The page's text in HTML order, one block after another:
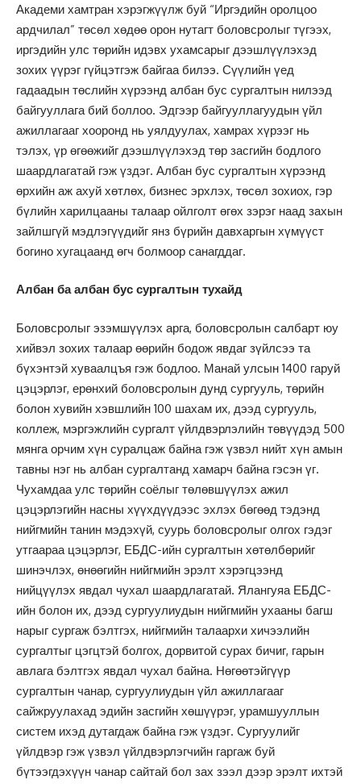
Академи хамтран хэрэгжүүлж буй “Иргэдийн оролцоо
ардчилал” төсөл хөдөө орон нутагт боловсролыг түгээх,
иргэдийн улс төрийн идэвх ухамсарыг дээшлүүлэхэд
зохих үүрэг гүйцэтгэж байгаа билээ. Сүүлийн үед
гадаадын төслийн хүрээнд албан бус сургалтын нилээд
байгууллага бий боллоо. Эдгээр байгууллагуудын үйл
ажиллагааг хооронд нь уялдуулах, хамрах хүрээг нь
тэлэх, үр өгөөжийг дээшлүүлэхэд төр засгийн бодлого
шаардлагатай гэж үздэг. Албан бус сургалтын хүрээнд
өрхийн аж ахуй хөтлөх, бизнес эрхлэх, төсөл зохиох, гэр
бүлийн харилцааны талаар ойлголт өгөх зэрэг наад захын
зайлшгүй мэдлэгүүдийг янз бүрийн давхаргын хүмүүст
богино хугацаанд өгч болмоор санагддаг.
Албан ба албан бус сургалтын тухайд
Боловсролыг эзэмшүүлэх арга, боловсролын салбарт юу
хийвэл зохих талаар өөрийн бодож явдаг зүйлсээ та
бүхэнтэй хуваалцъя гэж бодлоо. Манай улсын 1400 гаруй
цэцэрлэг, ерөнхий боловсролын дунд сургууль, төрийн
болон хувийн хэвшлийн 100 шахам их, дээд сургууль,
коллеж, мэргэжлийн сургалт үйлдвэрлэлийн төвүүдэд 500
мянга орчим хүн суралцаж байна гэж үзвэл нийт хүн амын
тавны нэг нь албан сургалтанд хамарч байна гэсэн үг.
Чухамдаа улс төрийн соёлыг төлөвшүүлэх ажил
цэцэрлэгийн насны хүүхдүүдээс эхлэх бөгөөд тэдэнд
нийгмийн танин мэдэхүй, суурь боловсролыг олгох гэдэг
утгаараа цэцэрлэг, ЕБДС-ийн сургалтын хөтөлбөрийг
шинэчлэх, өнөөгийн нийгмийн эрэлт хэрэгцээнд
нийцүүлэх явдал чухал шаардлагатай. Ялангуяа ЕБДС-
ийн болон их, дээд сургуулиудын нийгмийн ухааны багш
нарыг сургаж бэлтгэх, нийгмийн талаархи хичээлийн
сургалтыг цэгцтэй болгох, дорвитой сурах бичиг, гарын
авлага бэлтгэх явдал чухал байна. Нөгөөтэйгүүр
сургалтын чанар, сургуулиудын үйл ажиллагааг
сайжруулахад эдийн засгийн хөшүүрэг, урамшууллын
систем ихэд дутагдаж байна гэж үздэг. Сургуулийг
үйлдвэр гэж үзвэл үйлдвэрлэгчийн гаргаж буй
бүтээгдэхүүн чанар сайтай бол зах зээл дээр эрэлт ихтэй